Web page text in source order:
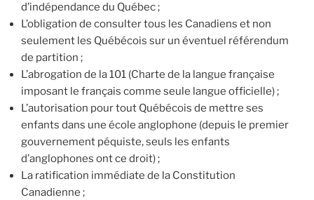
d’indépendance du Québec ;
L’obligation de consulter tous les Canadiens et non
seulement les Québécois sur un éventuel référendum
de partition ;
L’abrogation de la 101 (Charte de la langue française
imposant le français comme seule langue officielle) ;
L’autorisation pour tout Québécois de mettre ses
enfants dans une école anglophone (depuis le premier
gouvernement péquiste, seuls les enfants
d’anglophones ont ce droit) ;
La ratification immédiate de la Constitution
Canadienne ;